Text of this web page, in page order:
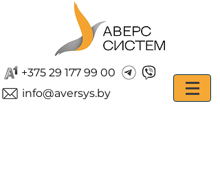
+375 29 177 99 00
info@aversys.by